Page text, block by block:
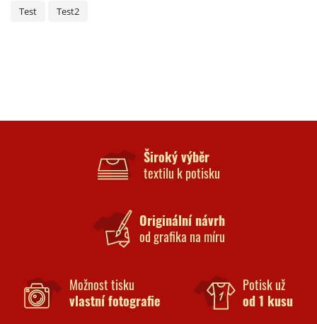
Test Test2
Široký výběr
textilu k potisku
Originální návrh
od grafika na míru
Možnost tisku
vlastní fotografie
Potisk už
od 1 kusu